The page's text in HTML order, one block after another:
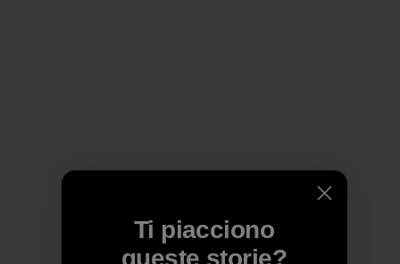
Ti piacciono
queste storie?